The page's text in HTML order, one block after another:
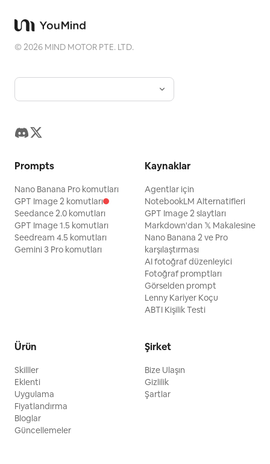
©2026 MIND MOTOR PTE. LTD.
Prompts
Nano Banana Pro komutları
GPT Image 2 komutları
Seedance 2.0 komutları
GPT Image 1.5 komutları
Seedream 4.5 komutları
Gemini 3 Pro komutları
Kaynaklar
Agentlar için
NotebookLM Alternatifleri
GPT Image 2 slaytları
Markdown'dan 𝕏 Makalesine
Nano Banana 2 ve Pro
karşılaştırması
AI fotoğraf düzenleyici
Fotoğraf promptları
Görselden prompt
Lenny Kariyer Koçu
ABTI Kişilik Testi
Ürün
Skilller
Eklenti
Uygulama
Fiyatlandırma
Bloglar
Güncellemeler
Şirket
Bize Ulaşın
Gizlilik
Şartlar